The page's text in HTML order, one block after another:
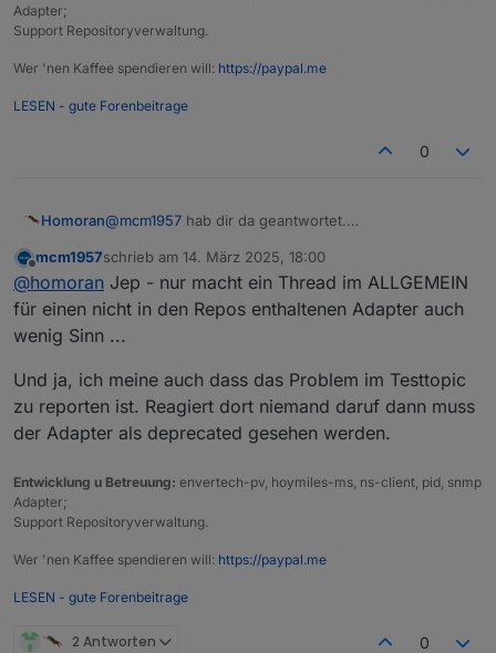
Adapter;
Support Repositoryverwaltung.
Wer 'nen Kaffee spendieren will: https://paypal.me
LESEN - gute Forenbeitrage
0
Homoran@mcm1957 hab dir da geantwortet.
Offline
mcm1957schrieb am 14. März 2025, 18:00
zuletzt editiert von
@homoran Jep - nur macht ein Thread im ALLGEMEIN
für einen nicht in den Repos enthaltenen Adapter auch
wenig Sinn ...
Und ja, ich meine auch dass das Problem im Testtopic
zu reporten ist. Reagiert dort niemand daruf dann muss
der Adapter als deprecated gesehen werden.
Entwicklung u Betreuung: envertech-pv, hoymiles-ms, ns-client, pid, snmp
Adapter;
Support Repositoryverwaltung.
Wer 'nen Kaffee spendieren will: https://paypal.me
LESEN - gute Forenbeitrage
2 Antworten 0